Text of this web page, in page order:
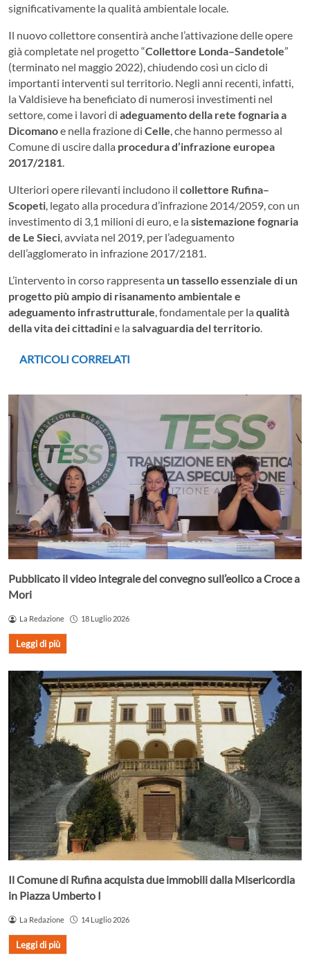
significativamente la qualità ambientale locale.
Il nuovo collettore consentirà anche l’attivazione delle opere
già completate nel progetto “Collettore Londa–Sandetole”
(terminato nel maggio 2022), chiudendo così un ciclo di
importanti interventi sul territorio. Negli anni recenti, infatti,
la Valdisieve ha beneficiato di numerosi investimenti nel
settore, come i lavori di adeguamento della rete fognaria a
Dicomanoe nella frazione di Celle, che hanno permesso al
Comune di uscire dalla procedura d’infrazione europea
2017/2181.
Ulteriori opere rilevanti includono il collettore Rufina–
Scopeti, legato alla procedura d’infrazione 2014/2059, con un
investimento di 3,1 milioni di euro, e la sistemazione fognaria
de Le Sieci, avviata nel 2019, per l’adeguamento
dell’agglomerato in infrazione 2017/2181.
L’intervento in corso rappresenta un tassello essenziale di un
progetto più ampio di risanamento ambientale e
adeguamento infrastrutturale, fondamentale per la qualità
della vita dei cittadinie la salvaguardia del territorio.
ARTICOLI CORRELATI
Pubblicato il video integrale del convegno sull’eolico a Croce a
Mori
La Redazione 18 Luglio 2026
Leggi di più
Il Comune di Rufina acquista due immobili dalla Misericordia
in Piazza Umberto I
La Redazione 14 Luglio 2026
Leggi di più